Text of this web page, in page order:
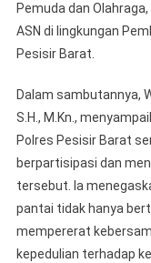
Pemuda dan
ASN di lingkungan
Pesisir Barat.
Dalam sambutannya,
S.H., M.Kn.,
Polres Pesisir Barat
berpartisipasi dan
tersebut. Ia
pantai tidak hanya
mempererat
kepedulian terhadap